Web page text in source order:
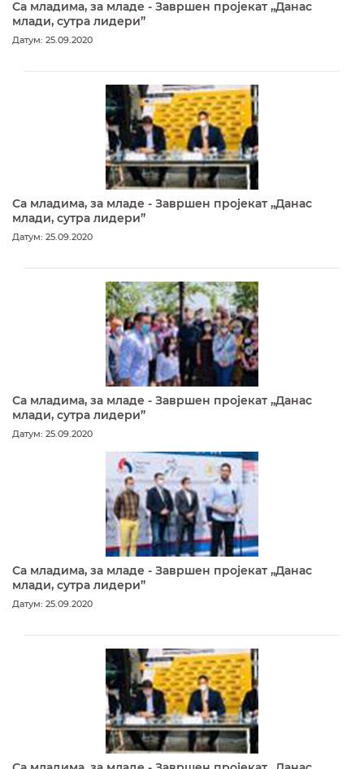
Са младима, за младе - Завршен пројекат „Данас
млади, сутра лидери”
Датум: 25.09.2020
Са младима, за младе - Завршен пројекат „Данас
млади, сутра лидери”
Датум: 25.09.2020
Са младима, за младе - Завршен пројекат „Данас
млади, сутра лидери”
Датум: 25.09.2020
Са младима, за младе - Завршен пројекат „Данас
млади, сутра лидери”
Датум: 25.09.2020